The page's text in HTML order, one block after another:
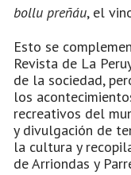
bollu preñáu, el
Esto se
Revista de La
de la sociedad,
los
recreativos del
y divulgación de
la cultura y
de Arriondas y